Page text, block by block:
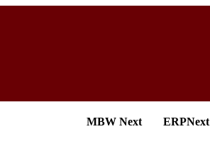
MBW Next ERPNext